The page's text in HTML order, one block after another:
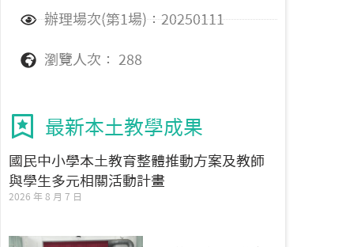
辦理場次(第1場)：20250111
瀏覽人次： 288
最新本土教學成果
國民中小學本土教育整體推動方案及教師
與學生多元相關活動計畫
2026 年 8 月 7 日